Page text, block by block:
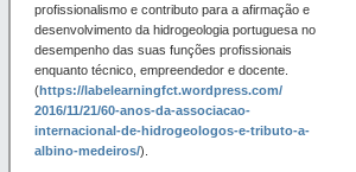
profissionalismo e contributo para a afirmação e
desenvolvimento da hidrogeologia portuguesa no
desempenho das suas funções profissionais
enquanto técnico, empreendedor e docente.
(https://labelearningfct.wordpress.com/
2016/11/21/60-anos-da-associacao-
internacional-de-hidrogeologos-e-tributo-a-
albino-medeiros/).